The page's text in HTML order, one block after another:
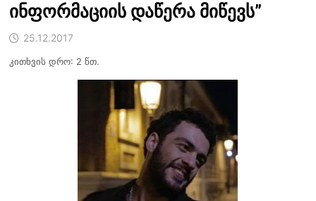
ინფორმაციის დაწერა მიწევს”
25.12.2017
კითხვის დრო: 2 წთ.